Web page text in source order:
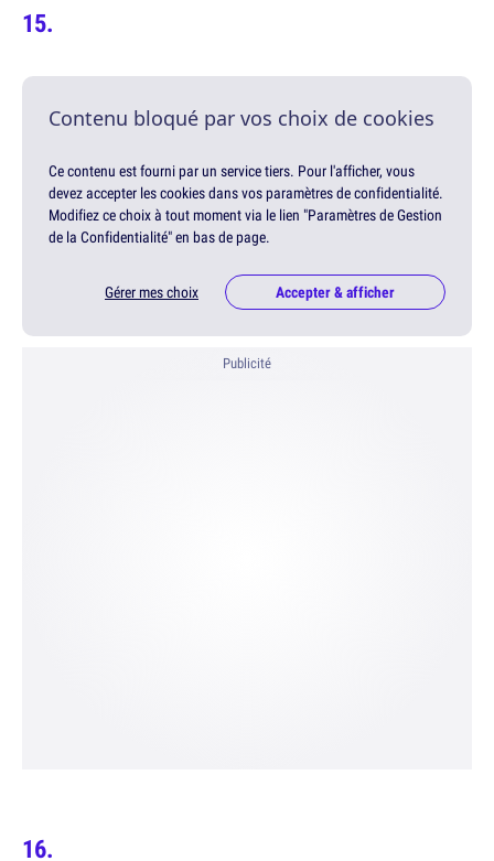
Contenu bloqué par vos choix de cookies
Ce contenu est fourni par un service tiers. Pour l'afficher, vous
devez accepter les cookies dans vos paramètres de confidentialité.
Modifiez ce choix à tout moment via le lien "Paramètres de Gestion
de la Confidentialité" en bas de page.
Gérer mes choix Accepter & afficher
Publicité